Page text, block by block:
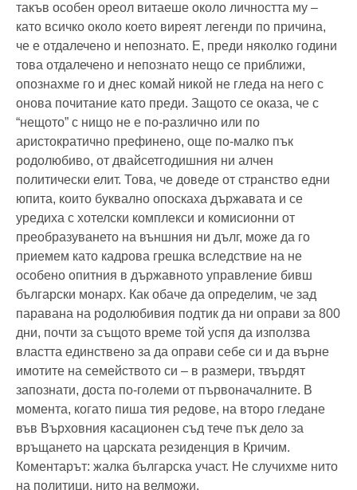
такъв особен ореол витаеше около личността му –
като всичко около което виреят легенди по причина,
че е отдалечено и непознато. Е, преди няколко години
това отдалечено и непознато нещо се приближи,
опознахме го и днес комай никой не гледа на него с
онова почитание като преди. Защото се оказа, че с
“нещото” с нищо не е по-различно или по
аристократично префинено, още по-малко пък
родолюбиво, от двайсетгодишния ни алчен
политически елит. Това, че доведе от странство едни
юпита, които буквално опоскаха държавата и се
уредиха с хотелски комплекси и комисионни от
преобразуването на външния ни дълг, може да го
приемем като кадрова грешка вследствие на не
особено опитния в държавното управление бивш
български монарх. Как обаче да определим, че зад
паравана на родолюбивия подтик да ни оправи за 800
дни, почти за същото време той успя да използва
властта единствено за да оправи себе си и да върне
имотите на семейството си – в размери, твърдят
запознати, доста по-големи от първоначалните. В
момента, когато пиша тия редове, на второ гледане
във Върховния касационен съд тече пък дело за
връщането на царската резиденция в Кричим.
Коментарът: жалка българска участ. Не случихме нито
на политици, нито на велможи.